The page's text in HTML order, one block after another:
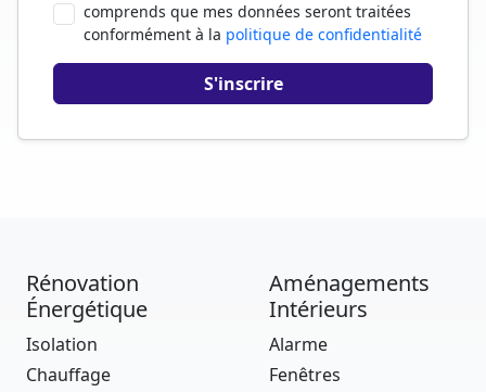
comprends que mes données seront traitées
conformément à la politique de confidentialité
Rénovation
Énergétique
Isolation
Chauffage
Aménagements
Intérieurs
Alarme
Fenêtres